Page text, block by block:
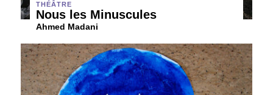
THÉÂTRE
Nous les Minuscules
Ahmed Madani